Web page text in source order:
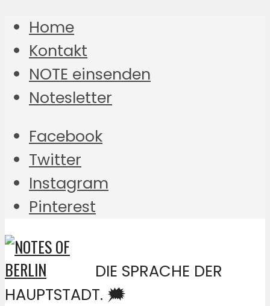
Home
Kontakt
NOTE einsenden
Notesletter
Facebook
Twitter
Instagram
Pinterest
DIE SPRACHE DER
HAUPTSTADT. 🗯️